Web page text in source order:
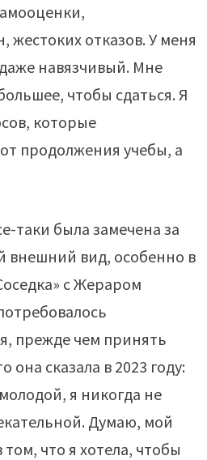
жестоких отказов. У меня
навязчивый. Мне
чтобы сдаться. Я
которые
продолжения учебы, а
таки была замечена за
внешний вид, особенно в
с Жераром
прежде чем принять
она сказала в 2023 году:
я никогда не
Думаю, мой
том, что я хотела, чтобы